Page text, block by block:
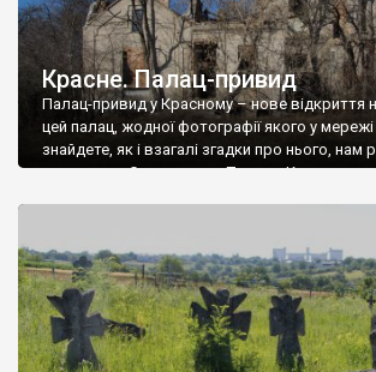
Красне. Палац-привид
Палац-привид у Красному – нове відкриття
цей палац, жодної фотографії якого у мережі
знайдете, як і взагалі згадки про нього, нам
мешканець Самгородка. Палац у Красному